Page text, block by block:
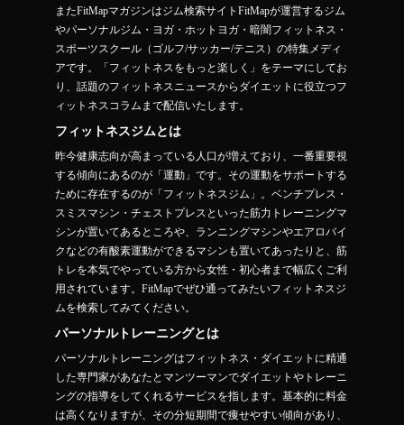
またFitMapマガジンはジム検索サイトFitMapが運営するジム
やパーソナルジム・ヨガ・ホットヨガ・暗闇フィットネス・
スポーツスクール（ゴルフ/サッカー/テニス）の特集メディ
アです。「フィットネスをもっと楽しく」をテーマにしてお
り、話題のフィットネスニュースからダイエットに役立つフ
ィットネスコラムまで配信いたします。
フィットネスジムとは
昨今健康志向が高まっている人口が増えており、一番重要視
する傾向にあるのが「運動」です。その運動をサポートする
ために存在するのが「フィットネスジム」。ベンチプレス・
スミスマシン・チェストプレスといった筋力トレーニングマ
シンが置いてあるところや、ランニングマシンやエアロバイ
クなどの有酸素運動ができるマシンも置いてあったりと、筋
トレを本気でやっている方から女性・初心者まで幅広くご利
用されています。FitMapでぜひ通ってみたいフィットネスジ
ムを検索してみてください。
パーソナルトレーニングとは
パーソナルトレーニングはフィットネス・ダイエットに精通
した専門家があなたとマンツーマンでダイエットやトレーニ
ングの指導をしてくれるサービスを指します。基本的に料金
は高くなりますが、その分短期間で痩せやすい傾向があり、